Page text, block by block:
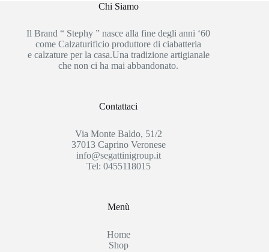
Chi Siamo
Il Brand “ Stephy ” nasce alla fine degli anni ‘60
come Calzaturificio produttore di ciabatteria
e calzature per la casa.Una tradizione artigianale
che non ci ha mai abbandonato.
Contattaci
Via Monte Baldo, 51/2
37013 Caprino Veronese
info@segattinigroup.it
Tel: 0455118015
Menù
Home
Shop